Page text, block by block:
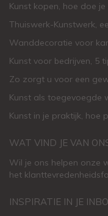
Kunst kopen, hoe doe je
Thuiswerk-Kunstwerk,
Wanddecoratie voor
Kunst voor bedrijven, 5
Zo zorgt u voor een
Kunst als toegevoegde
Kunst in je praktijk, hoe
WAT VIND JE VAN
Wil je ons helpen onze
het
INSPIRATIE IN JE